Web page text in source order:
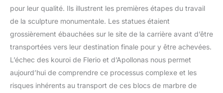
pour leur qualité. Ils illustrent les premières étapes du travail
de la sculpture monumentale. Les statues étaient
grossièrement ébauchées sur le site de la carrière avant d’être
transportées vers leur destination finale pour y être achevées.
L’échec des kouroi de Flerio et d’Apollonas nous permet
aujourd’hui de comprendre ce processus complexe et les
risques inhérents au transport de ces blocs de marbre de